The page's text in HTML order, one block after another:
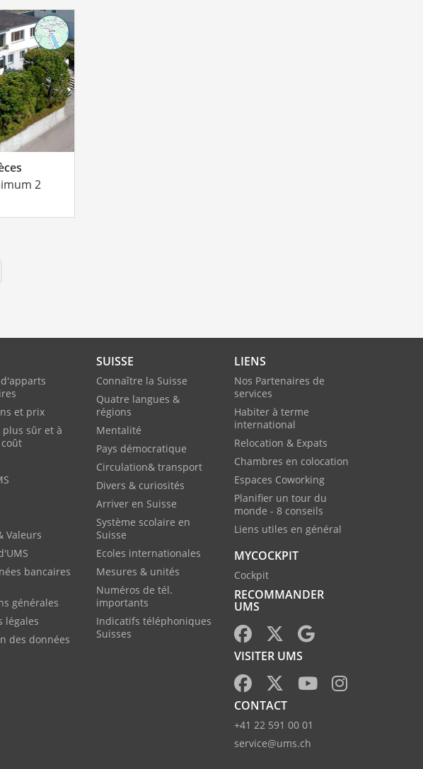
2
et prix
plus sûr et à
Valeurs
bancaires
générales
légales
des données
SUISSE
Connaître la Suisse
Quatre langues &
régions
Mentalité
Pays démocratique
Circulation& transport
Divers & curiosités
Arriver en Suisse
Système scolaire en
Suisse
Ecoles internationales
Mesures & unités
Numéros de tél.
importants
Indicatifs téléphoniques
Suisses
LIENS
Nos Partenaires de
services
Habiter à terme
international
Relocation & Expats
Chambres en colocation
Espaces Coworking
Planifier un tour du
monde - 8 conseils
Liens utiles en général
MYCOCKPIT
Cockpit
RECOMMANDER
UMS
VISITER UMS
CONTACT
+41 22 591 00 01
service@ums.ch